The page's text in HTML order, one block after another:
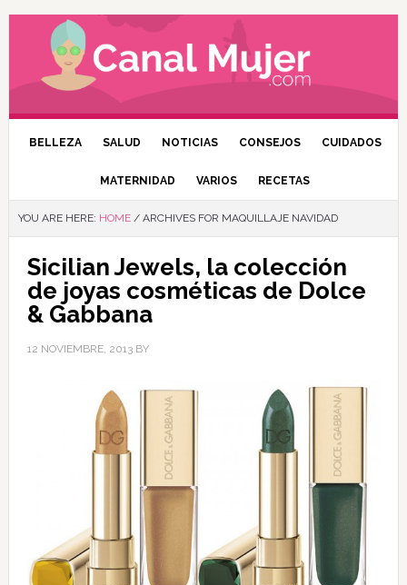
BELLEZA SALUD NOTICIAS CONSEJOS CUIDADOS
MATERNIDAD VARIOS RECETAS
YOU ARE HERE: HOME /ARCHIVES FOR MAQUILLAJE NAVIDAD
Sicilian Jewels, la colección
de joyas cosméticas de Dolce
& Gabbana
12 NOVIEMBRE, 2013BY